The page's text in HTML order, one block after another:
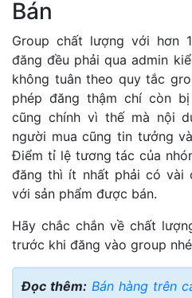
Bán
Group chất lượng với hơn
đăng đều phải qua admin
không tuân theo quy tắc
phép đăng thậm chí còn
cũng chính vì thế mà nội
người mua cũng tin tưởng
Điểm tỉ lệ tương tác của
đăng thì ít nhất phải có vài
với sản phẩm được bán.
Hãy chắc chắn về chất
trước khi đăng vào group
Đọc thêm: Bán hàng trên